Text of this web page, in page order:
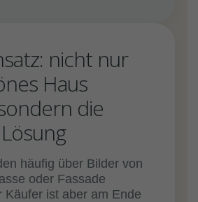
nicht nur
Haus
die
häufig über Bilder von
oder Fassade
Käufer ist aber am Ende